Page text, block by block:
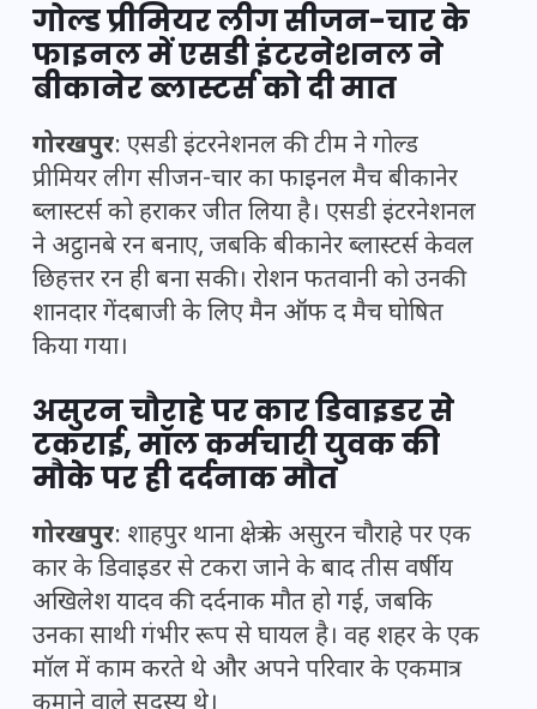
गोल्ड प्रीमियर लीग सीजन-चार के
फाइनल में एसडी इंटरनेशनल ने
बीकानेर ब्लास्टर्स को दी मात
गोरखपुर: एसडी इंटरनेशनल की टीम ने गोल्ड
प्रीमियर लीग सीजन-चार का फाइनल मैच बीकानेर
ब्लास्टर्स को हराकर जीत लिया है। एसडी इंटरनेशनल
ने अट्ठानबे रन बनाए, जबकि बीकानेर ब्लास्टर्स केवल
छिहत्तर रन ही बना सकी। रोशन फतवानी को उनकी
शानदार गेंदबाजी के लिए मैन ऑफ द मैच घोषित
किया गया।
असुरन चौराहे पर कार डिवाइडर से
टकराई, मॉल कर्मचारी युवक की
मौके पर ही दर्दनाक मौत
गोरखपुर: शाहपुर थाना क्षेत्र के असुरन चौराहे पर एक
कार के डिवाइडर से टकरा जाने के बाद तीस वर्षीय
अखिलेश यादव की दर्दनाक मौत हो गई, जबकि
उनका साथी गंभीर रूप से घायल है। वह शहर के एक
मॉल में काम करते थे और अपने परिवार के एकमात्र